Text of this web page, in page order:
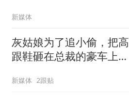
新媒体
灰姑娘为了追小偷，把高
跟鞋砸在总裁的豪车上，
新媒体 2跟贴